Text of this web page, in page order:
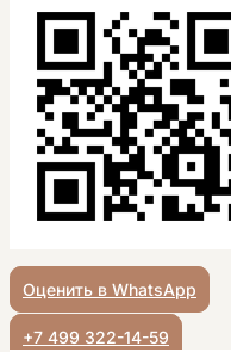
Оценить в WhatsApp
+7 499 322-14-59